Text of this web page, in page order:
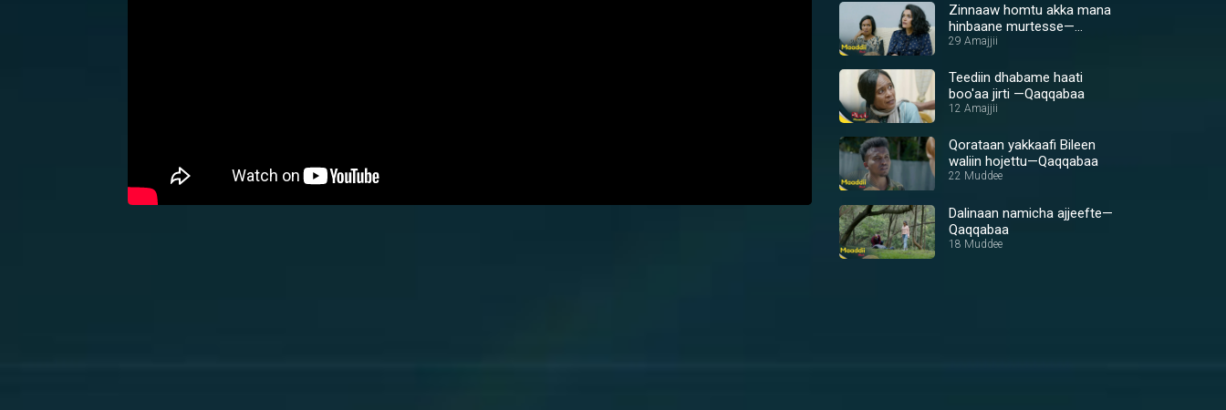
Zinnaaw homtu akka mana
hinbaane murtesse—
Qaqqabaa
29 Amajjii
Teediin dhabame haati
boo'aa jirti —Qaqqabaa
12 Amajjii
Qorataan yakkaafi Bileen
waliin hojettu—Qaqqabaa
22 Muddee
Dalinaan namicha ajjeefte—
Qaqqabaa
18 Muddee